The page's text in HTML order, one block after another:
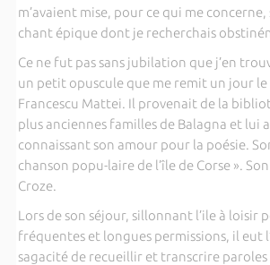
m’avaient mise, pour ce qui me concerne,
chant épique dont je recherchais
Ce ne fut pas sans jubilation que j’en
un petit opuscule que me remit un jour
Francescu Mattei. Il provenait de la
plus anciennes familles de Balagna et lui
connaissant son amour pour la poésie.
chanson popu-laire de l’île de Corse ».
Croze.
Lors de son séjour, sillonnant l’ile à loisir
fréquentes et longues permissions, il eut
sagacité de recueillir et transcrire paroles